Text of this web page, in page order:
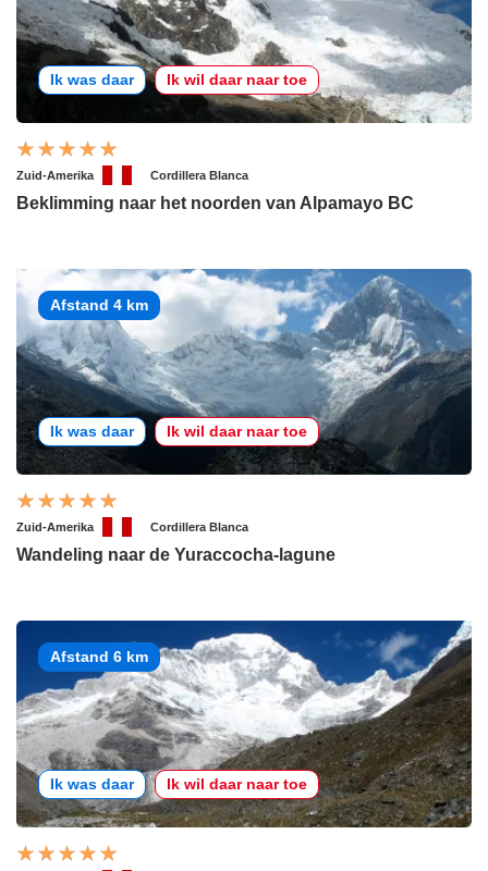
Ik was daar Ik wil daar naar toe
Zuid-Amerika Cordillera Blanca
Beklimming naar het noorden van Alpamayo BC
Afstand 4 km
Ik was daar Ik wil daar naar toe
Zuid-Amerika Cordillera Blanca
Wandeling naar de Yuraccocha-lagune
Afstand 6 km
Ik was daar Ik wil daar naar toe